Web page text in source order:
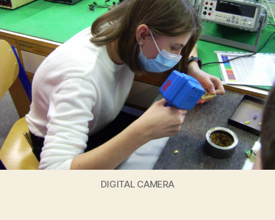
DIGITAL CAMERA